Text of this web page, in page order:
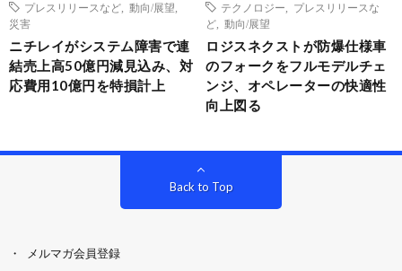
プレスリリースなど
動向/展望
災害
ニチレイがシステム障害で連
結売上高50億円減見込み、対
応費用10億円を特損計上
テクノロジー
プレスリリースな
ど
動向/展望
ロジスネクストが防爆仕様車
のフォークをフルモデルチェ
ンジ、オペレーターの快適性
向上図る
Back to Top
メルマガ会員登録